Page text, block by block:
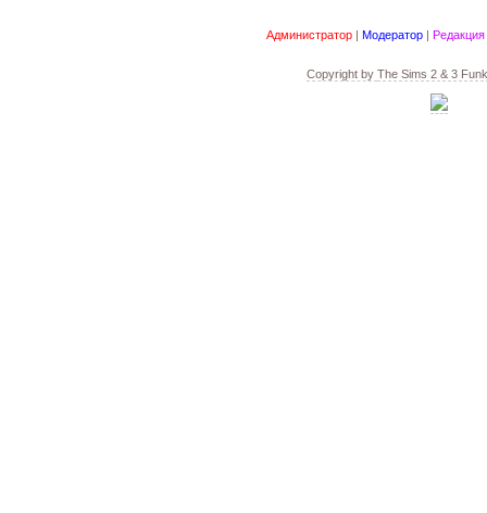
Администратор | Модератор | Редакция
Copyright by The Sims 2 & 3